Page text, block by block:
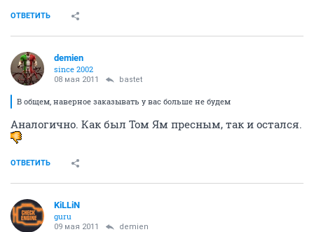
ОТВЕТИТЬ
demien
since 2002
08 мая 2011 bastet
В общем, наверное заказывать у вас больше не будем
Аналогично. Как был Том Ям пресным, так и остался.
ОТВЕТИТЬ
KiLLiN
guru
09 мая 2011 demien